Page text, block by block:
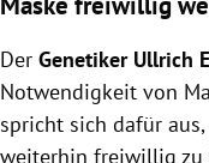
Der Genetiker Ullrich
Notwendigkeit von
spricht sich dafür
weiterhin freiwillig zu